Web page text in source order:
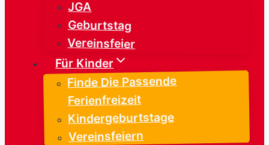
JGA
Geburtstag
Vereinsfeier
Für Kinder
Finde Die Passende
Ferienfreizeit
Kindergeburtstage
Vereinsfeiern